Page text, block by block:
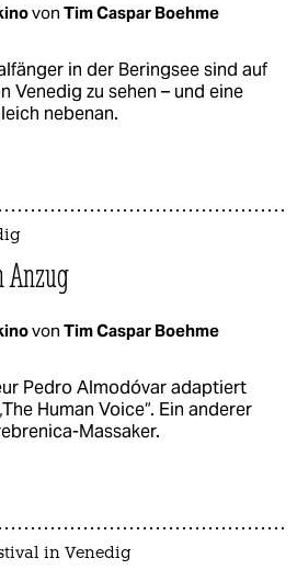
von Tim Caspar Boehme
in der Beringsee sind auf
Venedig zu sehen – und eine
nebenan.
von Tim Caspar Boehme
Pedro Almodóvar adaptiert
Human Voice“. Ein anderer
Massaker.
in Venedig